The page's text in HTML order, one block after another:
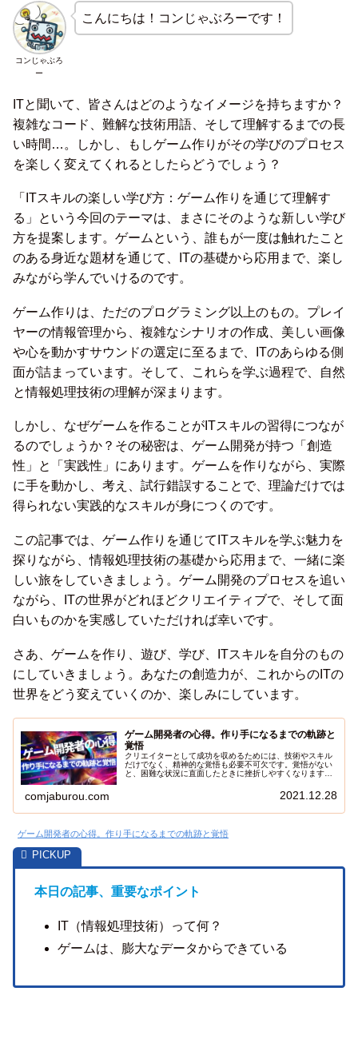
コンじゃぶろ
ー
こんにちは！コンじゃぶろーです！
ITと聞いて、皆さんはどのようなイメージを持ちますか？
複雑なコード、難解な技術用語、そして理解するまでの長
い時間…。しかし、もしゲーム作りがその学びのプロセス
を楽しく変えてくれるとしたらどうでしょう？
「ITスキルの楽しい学び方：ゲーム作りを通じて理解す
る」という今回のテーマは、まさにそのような新しい学び
方を提案します。ゲームという、誰もが一度は触れたこと
のある身近な題材を通じて、ITの基礎から応用まで、楽し
みながら学んでいけるのです。
ゲーム作りは、ただのプログラミング以上のもの。プレイ
ヤーの情報管理から、複雑なシナリオの作成、美しい画像
や心を動かすサウンドの選定に至るまで、ITのあらゆる側
面が詰まっています。そして、これらを学ぶ過程で、自然
と情報処理技術の理解が深まります。
しかし、なぜゲームを作ることがITスキルの習得につなが
るのでしょうか？その秘密は、ゲーム開発が持つ「創造
性」と「実践性」にあります。ゲームを作りながら、実際
に手を動かし、考え、試行錯誤することで、理論だけでは
得られない実践的なスキルが身につくのです。
この記事では、ゲーム作りを通じてITスキルを学ぶ魅力を
探りながら、情報処理技術の基礎から応用まで、一緒に楽
しい旅をしていきましょう。ゲーム開発のプロセスを追い
ながら、ITの世界がどれほどクリエイティブで、そして面
白いものかを実感していただければ幸いです。
さあ、ゲームを作り、遊び、学び、ITスキルを自分のもの
にしていきましょう。あなたの創造力が、これからのITの
世界をどう変えていくのか、楽しみにしています。
ゲーム開発者の心得。作り手になるまでの軌跡と
覚悟
クリエイターとして成功を収めるためには、技術やスキル
だけでなく、精神的な覚悟も必要不可欠です。覚悟がない
と、困難な状況に直面したときに挫折しやすくなります。
の記事では、クリエイターに必要な覚悟として、当事者に
なる重要性を解説します。当事者になることで得られるメ
なろうとする人は、自分のスキルや知識を磨くために、さ
記事を通して、あなたがクリエイターとしての覚悟を持
ての覚悟を身につけることができるようになることを願っ
ています。
comjaburou.com 2021.12.28
ゲーム開発者の心得。作り手になるまでの軌跡と覚悟
本日の記事、重要なポイント
IT（情報処理技術）って何？
ゲームは、膨大なデータからできている